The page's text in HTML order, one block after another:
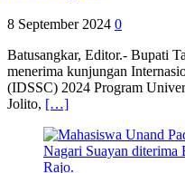
8 September 2024 0
Batusangkar, Editor.- Bupati
menerima kunjungan
(IDSSC) 2024 Program
Jolito, […]